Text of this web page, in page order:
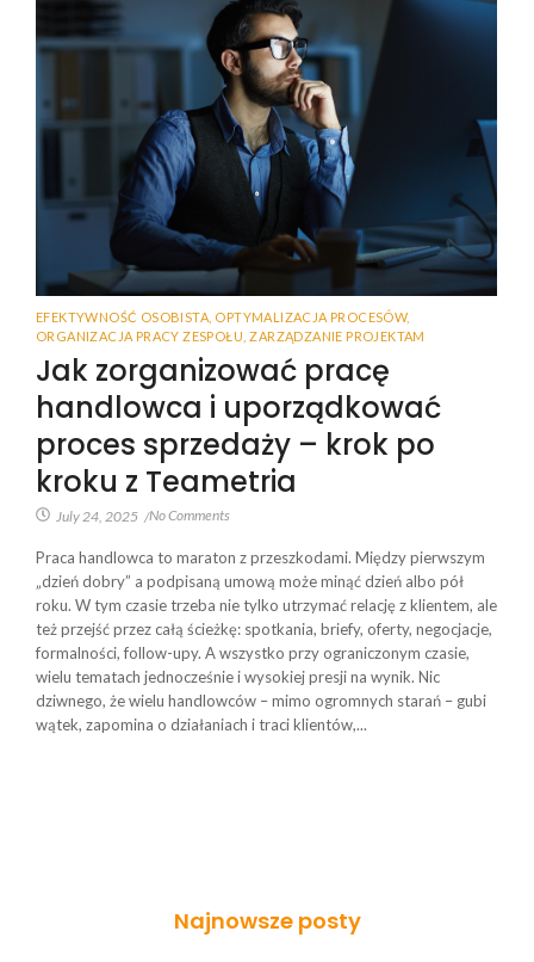
EFEKTYWNOŚĆ OSOBISTA OPTYMALIZACJA PROCESÓW,
ORGANIZACJA PRACY ZESPOŁU ZARZĄDZANIE PROJEKTAM
Jak zorganizować pracę
handlowca i uporządkować
proces sprzedaży – krok po
kroku z Teametria
July 24, 2025 /No Comments
Praca handlowca to maraton z przeszkodami. Między pierwszym
„dzień dobry” a podpisaną umową może minąć dzień albo pół
roku. W tym czasie trzeba nie tylko utrzymać relację z klientem, ale
też przejść przez całą ścieżkę: spotkania, briefy, oferty, negocjacje,
formalności, follow-upy. A wszystko przy ograniczonym czasie,
wielu tematach jednocześnie i wysokiej presji na wynik. Nic
dziwnego, że wielu handlowców – mimo ogromnych starań – gubi
wątek, zapomina o działaniach i traci klientów,...
Najnowsze posty